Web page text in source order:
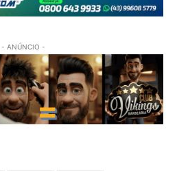
- ANÚNCIO -